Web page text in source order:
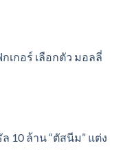
เกอร์ เลือกตัว มอลลี่
10 ล้าน “ตัสนีม” แต่ง